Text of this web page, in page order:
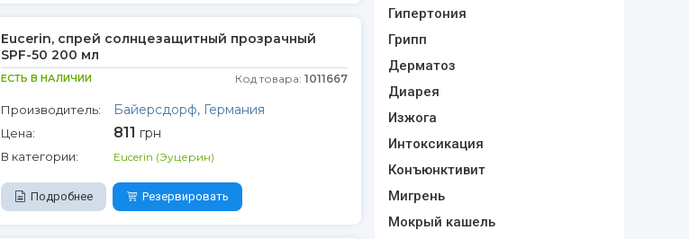
Eucerin, спрей солнцезащитный прозрачный
SPF-50 200 мл
ЕСТЬ В НАЛИЧИИ Код товара: 1011667
Производитель: Байерсдорф, Германия
Цена: 811 грн
В категории: Eucerin (Эуцерин)
Подробнее Резервировать
Гипертония
Грипп
Дерматоз
Диарея
Изжога
Интоксикация
Конъюнктивит
Мигрень
Мокрый кашель